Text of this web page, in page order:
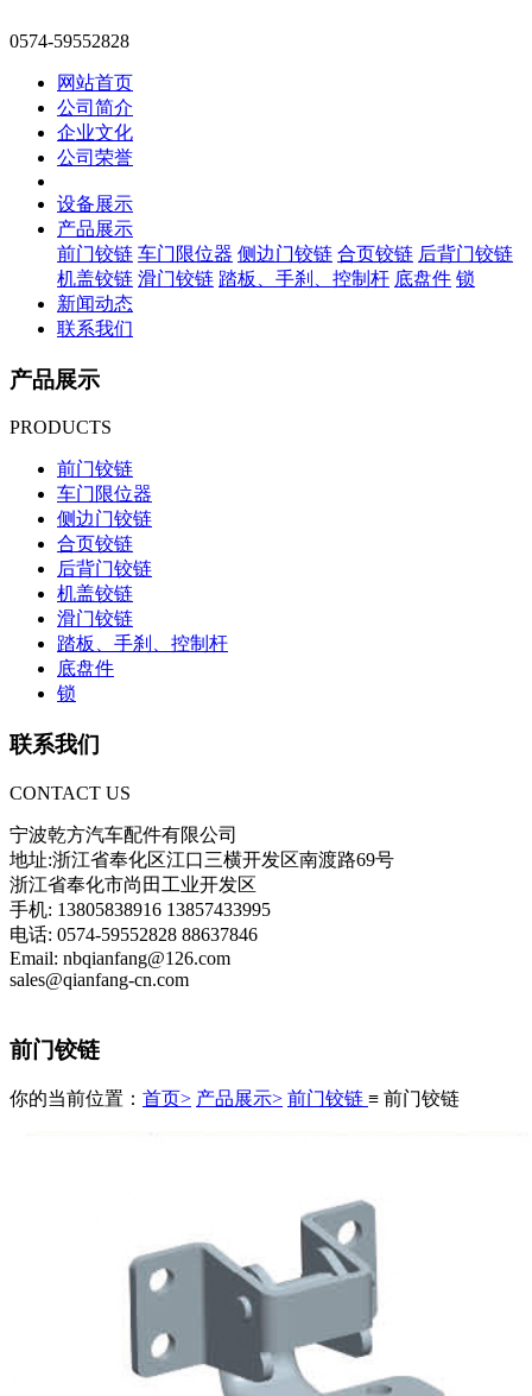
0574-59552828
网站首页
公司简介
企业文化
公司荣誉
设备展示
产品展示
前门铰链 车门限位器 侧边门铰链 合页铰链 后背门铰链
机盖铰链 滑门铰链 踏板、手刹、控制杆 底盘件 锁
新闻动态
联系我们
产品展示
PRODUCTS
前门铰链
车门限位器
侧边门铰链
合页铰链
后背门铰链
机盖铰链
滑门铰链
踏板、手刹、控制杆
底盘件
锁
联系我们
CONTACT US
宁波乾方汽车配件有限公司
地址:浙江省奉化区江口三横开发区南渡路69号
浙江省奉化市尚田工业开发区
手机: 13805838916 13857433995
电话: 0574-59552828 88637846
Email: nbqianfang@126.com
sales@qianfang-cn.com
前门铰链
你的当前位置： 首页> 产品展示> 前门铰链 ≡ 前门铰链